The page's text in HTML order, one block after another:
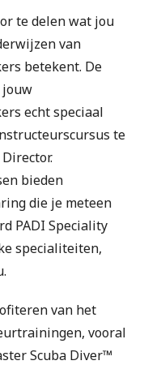
te delen wat jou
van
betekent. De
jouw
echt speciaal
te
Director.
bieden
die je meteen
PADI Speciality
specialiteiten,
van het
vooral
Scuba Diver™